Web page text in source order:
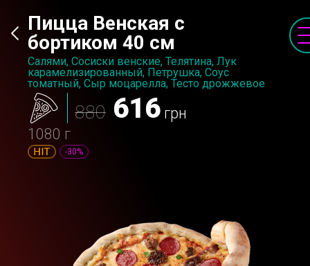
Пицца Венская с
бортиком 40 см
Салями, Сосиски венские, Телятина, Лук
карамелизированный, Петрушка, Соус
томатный, Сыр моцарелла, Тесто дрожжевое
880 616 грн
1080 г
-30%